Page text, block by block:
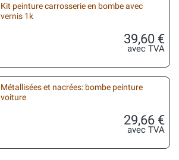
Kit peinture carrosserie en bombe avec
vernis 1k
39,60 €
avec TVA
Métallisées et nacrées: bombe peinture
voiture
29,66 €
avec TVA